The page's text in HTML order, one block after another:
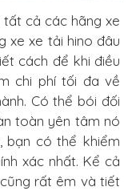
cả các hãng xe
xe xe tải hino đâu
cách để khi điều
chi phí tối đa về
Có thể bói đối
toàn yên tâm nó
bạn có thể khiểm
xác nhất. Kể cả
rất êm và tiết